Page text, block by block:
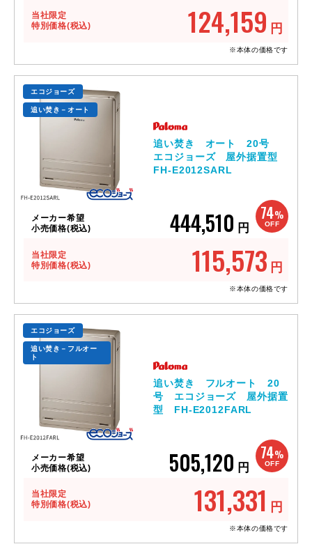
当社限定
特別価格(税込)
124,159 円
※本体の価格です
エコジョーズ
追い焚き－オート
追い焚き オート 20号
エコジョーズ 屋外据置型
FH-E2012SARL
74%
OFF
メーカー希望
小売価格(税込)
444,510 円
当社限定
特別価格(税込)
115,573 円
※本体の価格です
エコジョーズ
追い焚き－フルオー
ト
追い焚き フルオート 20
号 エコジョーズ 屋外据置
型 FH-E2012FARL
74%
OFF
メーカー希望
小売価格(税込)
505,120 円
当社限定
特別価格(税込)
131,331 円
※本体の価格です